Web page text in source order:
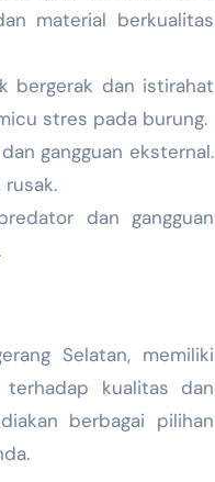
material berkualitas
bergerak dan istirahat
stres pada burung.
gangguan eksternal.
dan gangguan
Selatan, memiliki
kualitas dan
berbagai pilihan